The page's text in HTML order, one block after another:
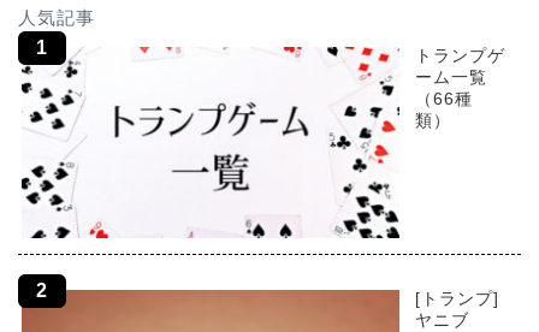
人気記事
トランプゲ
ーム一覧
（66種
類）
[トランプ]
ヤニブ